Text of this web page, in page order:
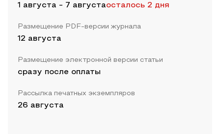
1 августа - 7 августаосталось 2 дня
Размещение PDF-версии журнала
12 августа
Размещение электронной версии статьи
сразу после оплаты
Рассылка печатных экземпляров
26 августа